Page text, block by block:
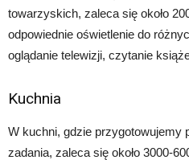
towarzyskich, zaleca się około
odpowiednie oświetlenie do
oglądanie telewizji, czytanie
Kuchnia
W kuchni, gdzie przygotowujemy
zadania, zaleca się około 3000-